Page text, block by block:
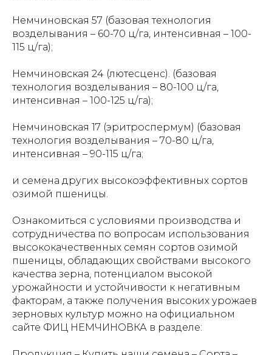
Немчиновская 57 (базовая технология
возделывания – 60-70 ц/га, интенсивная – 100-
115 ц/га);
Немчиновская 24 (лютесценс). (базовая
технология возделывания – 80-100 ц/га,
интенсивная – 100-125 ц/га);
Немчиновская 17 (эритроспермум) (базовая
технология возделывания – 70-80 ц/га,
интенсивная – 90-115 ц/га;
и семена других высокоэффективных сортов
озимой пшеницы.
Ознакомиться с условиями производства и
сотрудничества по вопросам использования
высококачественных семян сортов озимой
пшеницы, обладающих свойствами высокого
качества зерна, потенциалом высокой
урожайности и устойчивости к негативным
факторам, а также получения высоких урожаев
зерновых культур можно на официальном
сайте ФИЦ НЕМЧИНОВКА в разделе: